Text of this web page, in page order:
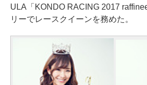
ULA「KONDO RACING 2017
リーでレースクイーンを務めた。